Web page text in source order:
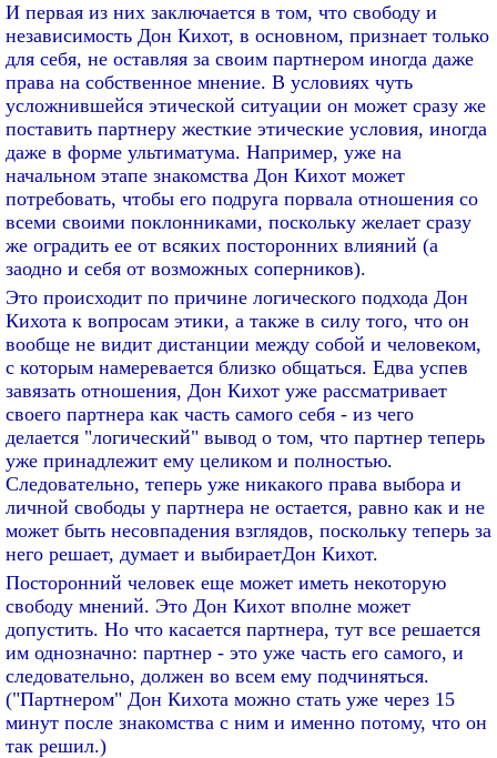
И первая из них заключается в том, что свободу и
независимость Дон Кихот, в основном, признает только
для себя, не оставляя за своим партнером иногда даже
права на собственное мнение. В условиях чуть
усложнившейся этической ситуации он может сразу же
поставить партнеру жесткие этические условия, иногда
даже в форме ультиматума. Например, уже на
начальном этапе знакомства Дон Кихот может
потребовать, чтобы его подруга порвала отношения со
всеми своими поклонниками, поскольку желает сразу
же оградить ее от всяких посторонних влияний (а
заодно и себя от возможных соперников).
Это происходит по причине логического подхода Дон
Кихота к вопросам этики, а также в силу того, что он
вообще не видит дистанции между собой и человеком,
с которым намеревается близко общаться. Едва успев
завязать отношения, Дон Кихот уже рассматривает
своего партнера как часть самого себя - из чего
делается "логический" вывод о том, что партнер теперь
уже принадлежит ему целиком и полностью.
Следовательно, теперь уже никакого права выбора и
личной свободы у партнера не остается, равно как и не
может быть несовпадения взглядов, поскольку теперь за
него решает, думает и выбираетДон Кихот.
Посторонний человек еще может иметь некоторую
свободу мнений. Это Дон Кихот вполне может
допустить. Но что касается партнера, тут все решается
им однозначно: партнер - это уже часть его самого, и
следовательно, должен во всем ему подчиняться.
("Партнером" Дон Кихота можно стать уже через 15
минут после знакомства с ним и именно потому, что он
так решил.)